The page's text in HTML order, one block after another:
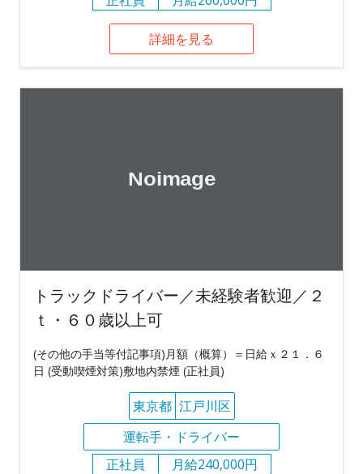
詳細を見る
トラックドライバー／未経験者歓迎／２
ｔ・６０歳以上可
(その他の手当等付記事項)月額（概算）＝日給ｘ２１．６
日 (受動喫煙対策)敷地内禁煙 (正社員)
東京都 江戸川区
運転手・ドライバー
正社員
月給240,000円